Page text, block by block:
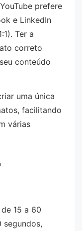
prefere
e LinkedIn
Ter a
correto
conteúdo
uma única
facilitando
várias
15 a 60
segundos,